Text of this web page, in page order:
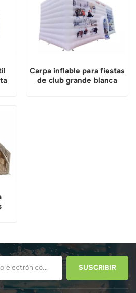
Carpa inflable para fiestas
de club grande blanca